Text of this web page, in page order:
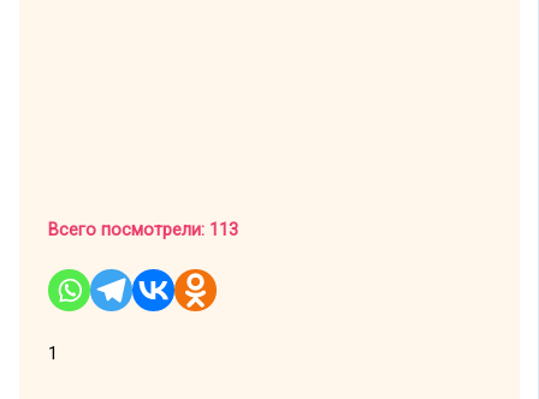
Всего посмотрели: 113
1